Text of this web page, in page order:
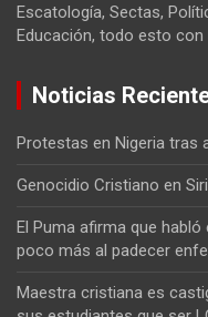
Escatología, Sectas,
Educación, todo esto
Noticias
Protestas en Nigeria tras
Genocidio Cristiano en
El Puma afirma que habló
poco más al padecer
Maestra cristiana es